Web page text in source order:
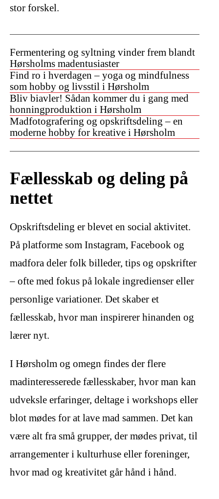
stor forskel.
Fermentering og syltning vinder frem blandt
Hørsholms madentusiaster
Find ro i hverdagen – yoga og mindfulness
som hobby og livsstil i Hørsholm
Bliv biavler! Sådan kommer du i gang med
honningproduktion i Hørsholm
Madfotografering og opskriftsdeling – en
moderne hobby for kreative i Hørsholm
Fællesskab og deling på
nettet
Opskriftsdeling er blevet en social aktivitet.
På platforme som Instagram, Facebook og
madfora deler folk billeder, tips og opskrifter
– ofte med fokus på lokale ingredienser eller
personlige variationer. Det skaber et
fællesskab, hvor man inspirerer hinanden og
lærer nyt.
I Hørsholm og omegn findes der flere
madinteresserede fællesskaber, hvor man kan
udveksle erfaringer, deltage i workshops eller
blot mødes for at lave mad sammen. Det kan
være alt fra små grupper, der mødes privat, til
arrangementer i kulturhuse eller foreninger,
hvor mad og kreativitet går hånd i hånd.